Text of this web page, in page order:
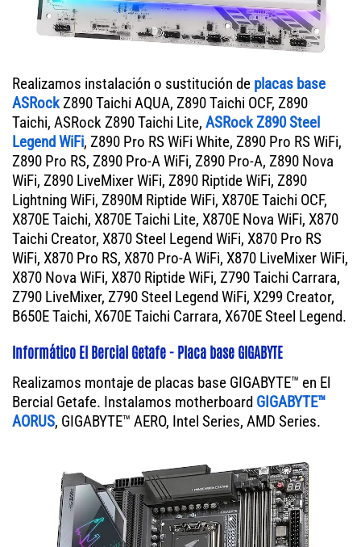
Realizamos instalación o sustitución de placas base
ASRockZ890 Taichi AQUA, Z890 Taichi OCF, Z890
Taichi, ASRock Z890 Taichi Lite, ASRock Z890 Steel
Legend WiFi, Z890 Pro RS WiFi White, Z890 Pro RS WiFi,
Z890 Pro RS, Z890 Pro-A WiFi, Z890 Pro-A, Z890 Nova
WiFi, Z890 LiveMixer WiFi, Z890 Riptide WiFi, Z890
Lightning WiFi, Z890M Riptide WiFi, X870E Taichi OCF,
X870E Taichi, X870E Taichi Lite, X870E Nova WiFi, X870
Taichi Creator, X870 Steel Legend WiFi, X870 Pro RS
WiFi, X870 Pro RS, X870 Pro-A WiFi, X870 LiveMixer WiFi,
X870 Nova WiFi, X870 Riptide WiFi, Z790 Taichi Carrara,
Z790 LiveMixer, Z790 Steel Legend WiFi, X299 Creator,
B650E Taichi, X670E Taichi Carrara, X670E Steel Legend.
Informático El Bercial Getafe - Placa base GIGABYTE
Realizamos montaje de placas base GIGABYTE™ en El
Bercial Getafe. Instalamos motherboard GIGABYTE™
AORUS, GIGABYTE™ AERO, Intel Series, AMD Series.